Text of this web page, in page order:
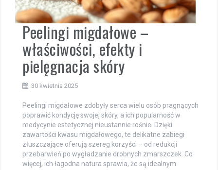
Peelingi migdałowe –
właściwości, efekty i
pielęgnacja skóry
30 kwietnia 2025
Peelingi migdałowe zdobyły serca wielu osób pragnących
poprawić kondycję swojej skóry, a ich popularność w
medycynie estetycznej nieustannie rośnie. Dzięki
zawartości kwasu migdałowego, te delikatne zabiegi
złuszczające oferują szereg korzyści – od redukcji
przebarwień po wygładzanie drobnych zmarszczek. Co
więcej, ich łagodna natura sprawia, że są idealnym